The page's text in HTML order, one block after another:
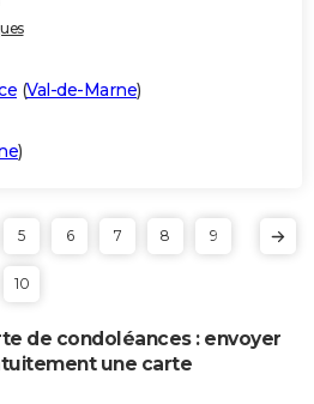
(Val-de-Marne)
)
5 6 7 8 9
10
de condoléances : envoyer
une carte